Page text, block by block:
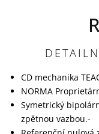
CD mechanika
NORMA
Symetrický
zpětnou vazbou.-